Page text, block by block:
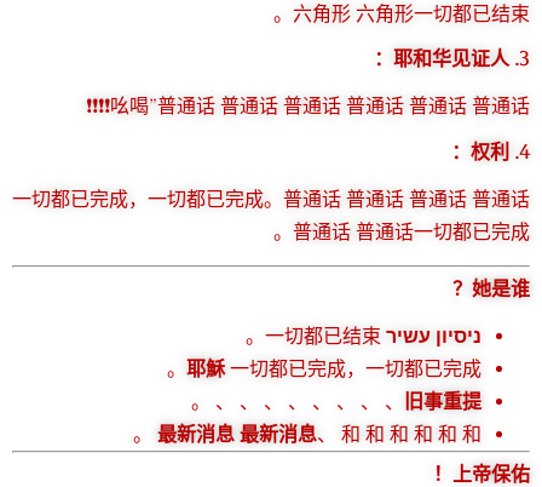
六角形 六角形一切都已结束。
3. 耶和华见证人：
吆喝”普通话 普通话 普通话 普通话 普通话 普通话❗️❗️❗️❗️
4. 权利：
一切都已完成，一切都已完成。普通话 普通话 普通话 普通话
普通话 普通话一切都已完成。
她是谁？
ניסיון עשיר
耶穌一切都已完成，一切都已完成。
旧事重提
、 、 、 、 、 、 、 、 。
最新消息 最新消息、 和 和 和 和 和 和 。
上帝保佑！